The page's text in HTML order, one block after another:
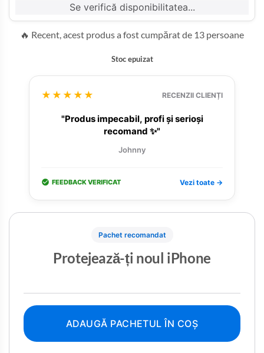
Se verifică disponibilitatea...
🔥 Recent, acest produs a fost cumpărat de 13 persoane
Stoc epuizat
★★★★★ RECENZII CLIENȚI
"Produs impecabil, profi și serioși
recomand ✨"
Johnny
FEEDBACK VERIFICAT Vezi toate →
Pachet recomandat
Protejează-ți noul iPhone
ADAUGĂ PACHETUL ÎN COȘ